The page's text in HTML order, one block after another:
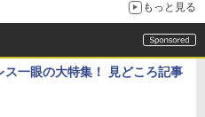
もっと見る
ス一眼の大特集！ 見どころ記事